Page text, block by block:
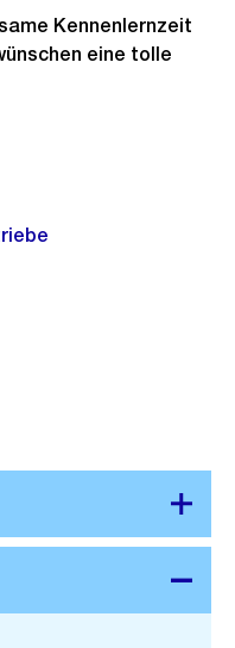
Kennenlernzeit
eine tolle